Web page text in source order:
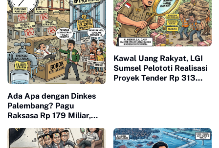
Ada Apa dengan Dinkes
Palembang? Pagu
Raksasa Rp 179 Miliar,
di Semester Satu
Kawal Uang Rakyat, LGI
Sumsel Pelototi Realisasi
Proyek Tender Rp 313